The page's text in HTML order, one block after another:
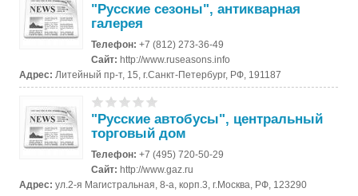
"Русские сезоны", антикварная
галерея
Телефон:+7 (812) 273-36-49
Сайт:http://www.ruseasons.info
Адрес: Литейный пр-т, 15, г.Санкт-Петербург, РФ, 191187
"Русские автобусы", центральный
торговый дом
Телефон:+7 (495) 720-50-29
Сайт:http://www.gaz.ru
Адрес:ул.2-я Магистральная, 8-а, корп.3, г.Москва, РФ, 123290